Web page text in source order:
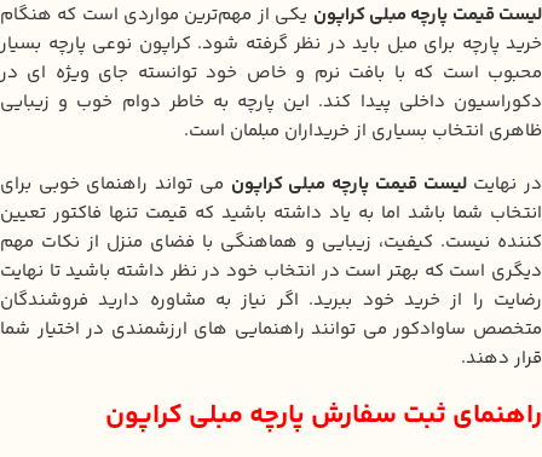
لیست قیمت پارچه مبلی کراپون یکی از مهم‌ترین مواردی است که هنگام
خرید پارچه برای مبل باید در نظر گرفته شود. کراپون نوعی پارچه بسیار
محبوب است که با بافت نرم و خاص خود توانسته جای ویژه‌ ای در
دکوراسیون داخلی پیدا کند. این پارچه به خاطر دوام خوب و زیبایی
ظاهری انتخاب بسیاری از خریداران مبلمان است.
در نهایتلیست قیمت پارچه مبلی کراپون می‌ تواند راهنمای خوبی برای
انتخاب شما باشد اما به یاد داشته باشید که قیمت تنها فاکتور تعیین
کننده نیست. کیفیت، زیبایی و هماهنگی با فضای منزل از نکات مهم
دیگری است که بهتر است در انتخاب خود در نظر داشته باشید تا نهایت
رضایت را از خرید خود ببرید. اگر نیاز به مشاوره دارید فروشندگان
متخصص ساوادکور می‌ توانند راهنمایی‌ های ارزشمندی در اختیار شما
قرار دهند.
راهنمای ثبت سفارش پارچه مبلی کراپون